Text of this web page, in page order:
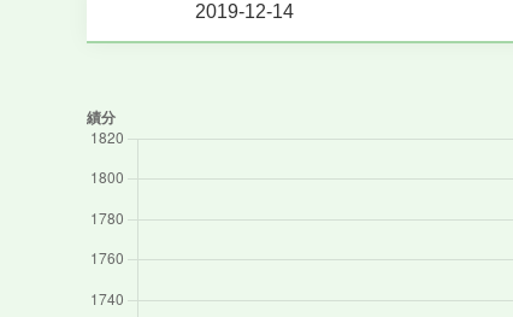
2019-12-14